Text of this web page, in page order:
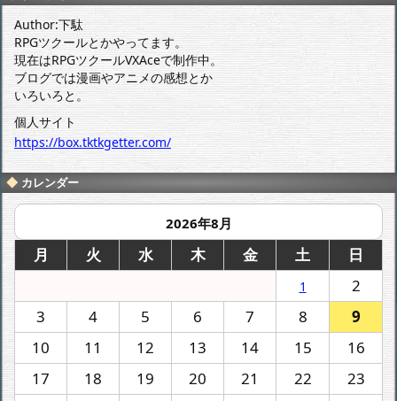
Author:下駄
RPGツクールとかやってます。
現在はRPGツクールVXAceで制作中。
ブログでは漫画やアニメの感想とか
いろいろと。
個人サイト
https://box.tktkgetter.com/
カレンダー
2026年8月
月 火 水 木 金 土 日
1
2
3
4 5 6 7 8
9
10
11 12 13 14 15
16
17
18 19 20 21 22
23